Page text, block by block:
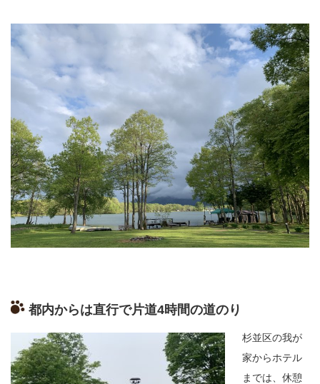
都内からは直行で片道4時間の道のり
杉並区の我が
家からホテル
までは、休憩